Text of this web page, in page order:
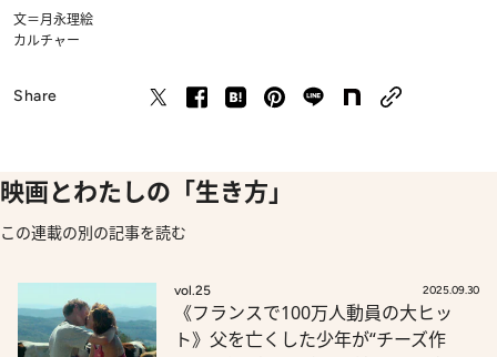
文＝月永理絵
カルチャー
Share
映画とわたしの「生き方」
この連載の別の記事を読む
vol.25 2025.09.30
《フランスで100万人動員の大ヒッ
ト》父を亡くした少年が“チーズ作